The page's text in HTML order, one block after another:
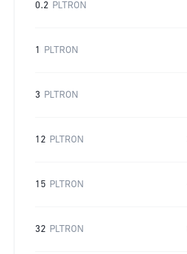
0.2 PLTRON
1 PLTRON
3 PLTRON
12 PLTRON
15 PLTRON
32 PLTRON